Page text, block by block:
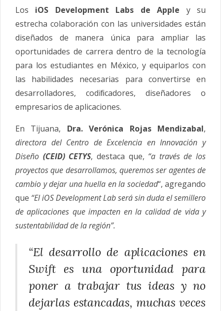
Los iOS Development Labs de Apple y su
estrecha colaboración con las universidades están
diseñados de manera única para ampliar las
oportunidades de carrera dentro de la tecnología
para los estudiantes en México, y equiparlos con
las habilidades necesarias para convertirse en
desarrolladores, codiﬁcadores, diseñadores o
empresarios de aplicaciones.
En Tijuana, Dra. Verónica Rojas Mendizabal,
directora del Centro de Excelencia en Innovación y
Diseño (CEID) CETYS, destaca que, “a través de los
proyectos que desarrollamos, queremos ser agentes de
cambio y dejar una huella en la sociedad“, agregando
que “El iOS Development Lab será sin duda el semillero
de aplicaciones que impacten en la calidad de vida y
sustentabilidad de la región”.
“El desarrollo de aplicaciones en
Swift es una oportunidad para
poner a trabajar tus ideas y no
dejarlas estancadas, muchas veces